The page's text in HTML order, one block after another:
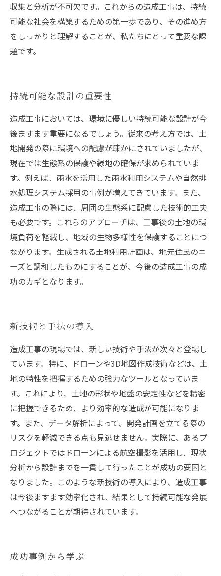
収集と分析が不可欠です。これからの造成工事は、持続
可能な社会を構築するための第一歩であり、その進め方
をしっかりと理解することが、私たちにとって重要な課
題です。
持続可能な設計の重要性
造成工事においては、環境に優しい持続可能な設計が今
後ますます重要になるでしょう。従来の考え方では、土
地開発の際に環境への配慮が疎かにされていましたが、
現在では生態系の保護や緑地の確保が求められていま
す。例えば、雨水を活用した雨水利用システムや自然排
水処理システム採用の事例が増えてきています。また、
造成工事の際には、周囲の生態系に配慮した技術的工夫
も必要です。これらのアプローチは、工事後の土地の環
境負荷を軽減し、地域の生物多様性を保護することにつ
ながります。生成される土地利用計画は、地元住民のニ
ーズと調和したものにすることが、今後の造成工事の成
功のカギとなります。
新技術と手法の導入
造成工事の現場では、新しい技術や手法が次々と登場し
ています。特に、ドローンや3D地図作成技術などは、土
地の特性を把握するための強力なツールとなっていま
す。これにより、土地の形状や地盤の安定性などを精密
に把握できるため、より効率的な造成が可能になりま
す。また、データ解析によって、開発計画を立てる際の
リスクを軽減できる点も見逃せません。実際に、あるプ
ロジェクトではドローンによる航空撮影を活用し、現状
分析から設計までを一貫して行ったことが成功の要因と
なりました。このような新技術の導入により、造成工事
は今後ますます効率化され、結果として持続可能な発展
へつながることが期待されています。
成功事例から学ぶ